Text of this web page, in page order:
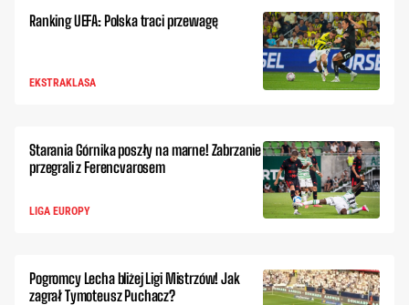
Ranking UEFA: Polska traci przewagę
EKSTRAKLASA
Starania Górnika poszły na marne! Zabrzanie
przegrali z Ferencvarosem
LIGA EUROPY
Pogromcy Lecha bliżej Ligi Mistrzów! Jak
zagrał Tymoteusz Puchacz?